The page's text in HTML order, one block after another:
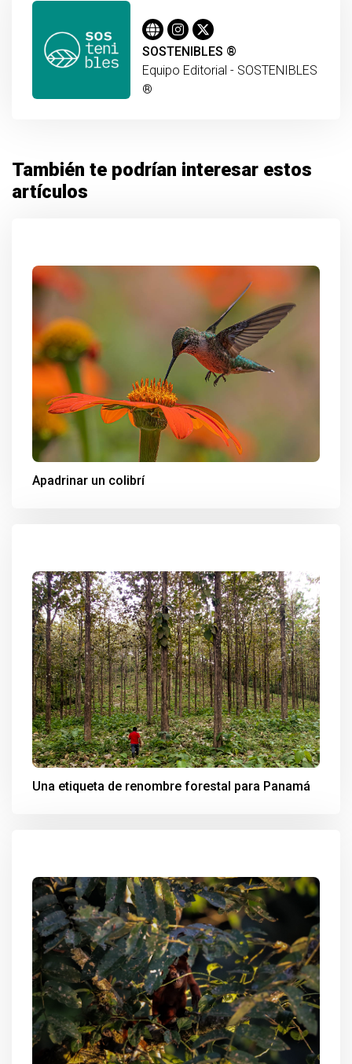
SOSTENIBLES ®
Equipo Editorial - SOSTENIBLES
®
También te podrían interesar estos
artículos
Apadrinar un colibrí
Una etiqueta de renombre forestal para Panamá